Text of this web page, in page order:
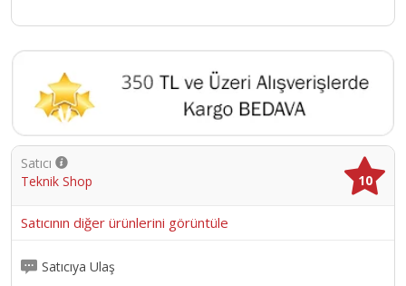
Satıcı
Teknik Shop
10
Satıcının diğer ürünlerini görüntüle
Satıcıya Ulaş